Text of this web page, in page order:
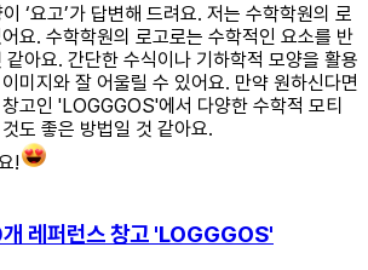
‘요고’가 답변해 드려요. 저는 수학학원의 로
요. 수학학원의 로고로는 수학적인 요소를 반
아요. 간단한 수식이나 기하학적 모양을 활용
미지와 잘 어울릴 수 있어요. 만약 원하신다면
고인 'LOGGGOS'에서 다양한 수학적 모티
도 좋은 방법일 것 같아요.
!
레퍼런스 창고 'LOGGGOS'